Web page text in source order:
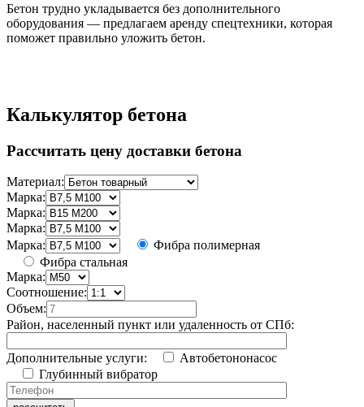
Бетон трудно укладывается без дополнительного
оборудования — предлагаем аренду спецтехники, которая
поможет правильно уложить бетон.
Калькулятор бетона
Рассчитать цену доставки бетона
Материал:
Марка:
Марка:
Марка:
Марка:
Фибра полимерная
Фибра стальная
Марка:
Соотношение:
Объем:
Район, населенный пункт или удаленность от СПб:
Дополнительные услуги:
Автобетононасос
Глубинный вибратор